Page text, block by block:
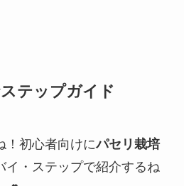
テップガイド
！初心者向けにパセリ栽培
イ・ステップで紹介するね